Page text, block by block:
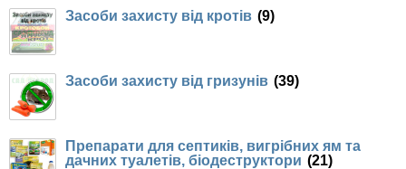
Засоби захисту від кротів (9)
Засоби захисту від гризунів (39)
Препарати для септиків, вигрібних ям та
дачних туалетів, біодеструктори (21)